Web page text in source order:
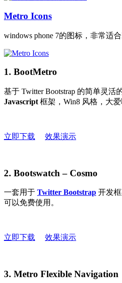
Metro Icons
windows phone 7的图标，非常适合
1. BootMetro
基于 Twitter Bootstrap 的简单灵活
Javascript 框架，Win8 风格，大爱
立即下载 效果演示
2. Bootswatch – Cosmo
一套用于 Twitter Bootstrap 开发
可以免费使用。
立即下载 效果演示
3. Metro Flexible Navigation